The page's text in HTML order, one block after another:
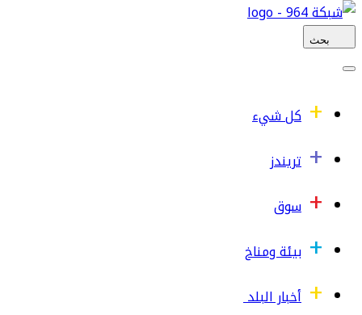
بحث
كل شيء
تريندز
سوق
بيئة ومناخ
أخبار البلد